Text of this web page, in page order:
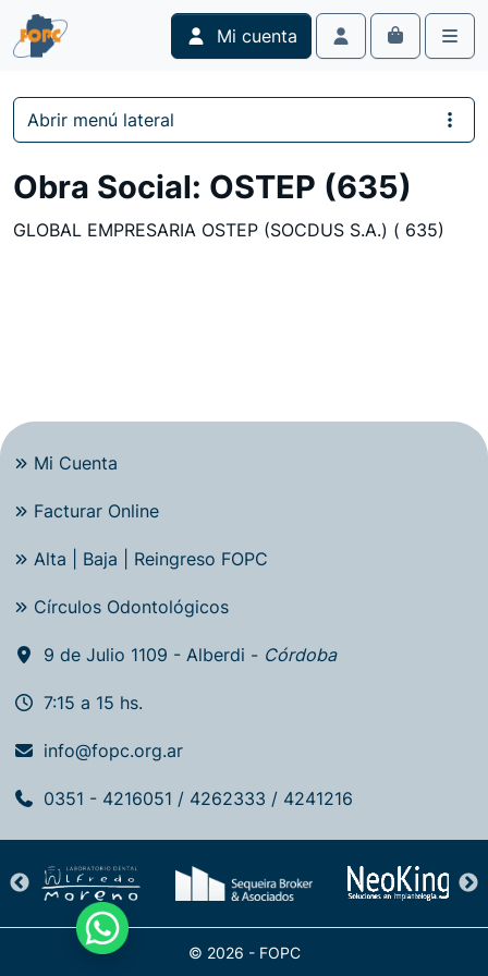
Skip to content
Skip to footer
Mi cuenta
Account
Cart
Obra Social: OSTEP (635)
GLOBAL EMPRESARIA OSTEP (SOCDUS S.A.) ( 635)
Abrir menú lateral
Mi Cuenta
Facturar Online
Alta | Baja | Reingreso FOPC
Círculos Odontológicos
9 de Julio 1109 - Alberdi - Córdoba
7:15 a 15 hs.
info@fopc.org.ar
0351 - 4216051 / 4262333 / 4241216
© 2026 - FOPC